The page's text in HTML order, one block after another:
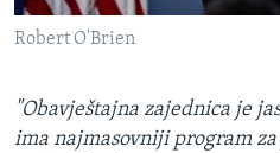
Robert O'Brien
"Obavještajna zajednica je
ima najmasovniji program